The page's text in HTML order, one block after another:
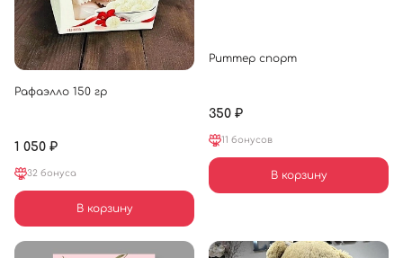
Рафаэлло 150 гр
1 050 ₽
32 бонуса
В корзину
Риттер спорт
350 ₽
11 бонусов
В корзину